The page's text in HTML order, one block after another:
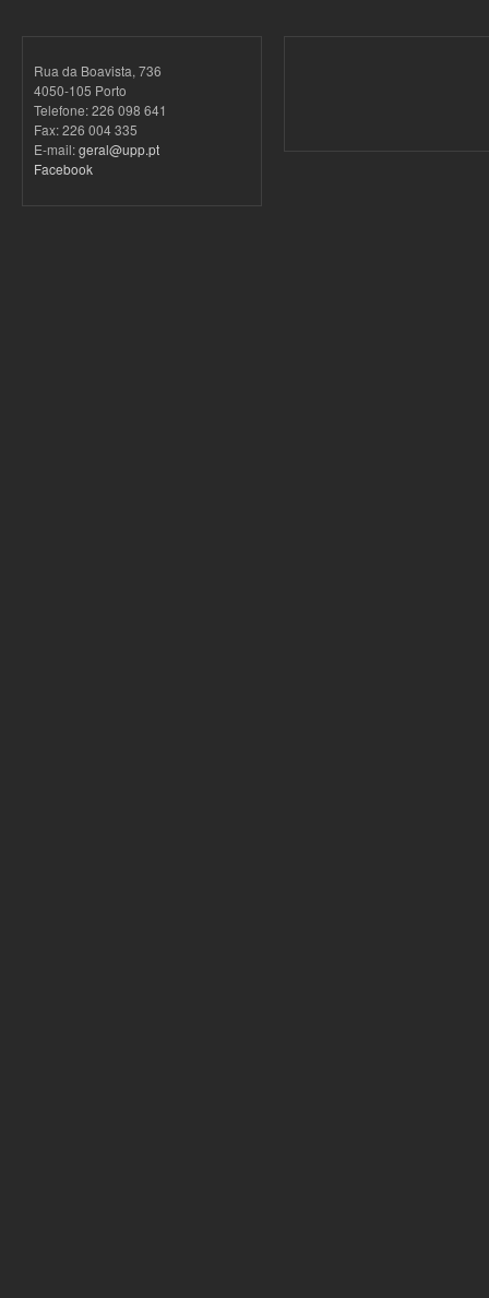
Rua da Boavista, 736
4050-105 Porto
Telefone: 226 098 641
Fax: 226 004 335
E-mail:geral@upp.pt
Facebook